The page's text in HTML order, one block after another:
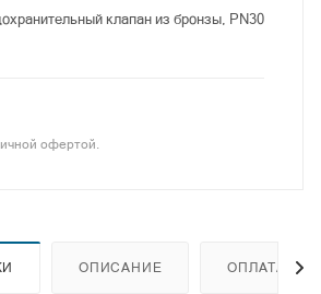
клапан из бронзы, PN30
офертой.
ОПИСАНИЕ ОПЛАТА